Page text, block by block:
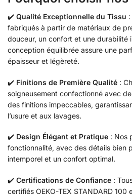
✔️ Qualité Exceptionnelle du Tissu
fabriqués à partir de matériaux de
douceur, un confort et une durabilité
conception équilibrée assure une
épaisseur et légèreté.
✔️ Finitions de Première Qualité :
soigneusement confectionné avec
des finitions impeccables,
l’usure et aux lavages.
✔️ Design Élégant et Pratique : Nos
fonctionnalité, avec des détails bien
intemporel et un confort optimal.
✔️ Certifications de Confiance :
certifiés OEKO-TEX STANDARD 100